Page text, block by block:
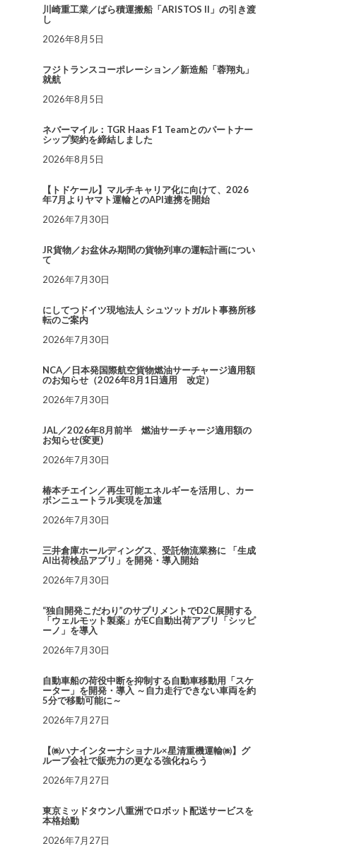
川崎重工業／ばら積運搬船「ARISTOS II」の引き渡
し
2026年8月5日
フジトランスコーポレーション／新造船「蓉翔丸」
就航
2026年8月5日
ネバーマイル：TGR Haas F1 Teamとのパートナー
シップ契約を締結しました
2026年8月5日
【トドケール】マルチキャリア化に向けて、2026
年7月よりヤマト運輸とのAPI連携を開始
2026年7月30日
JR貨物／お盆休み期間の貨物列車の運転計画につい
て
2026年7月30日
にしてつドイツ現地法人 シュツットガルト事務所移
転のご案内
2026年7月30日
NCA／日本発国際航空貨物燃油サーチャージ適用額
のお知らせ（2026年8月1日適用 改定）
2026年7月30日
JAL／2026年8月前半 燃油サーチャージ適用額の
お知らせ(変更)
2026年7月30日
椿本チエイン／再生可能エネルギーを活用し、カー
ボンニュートラル実現を加速
2026年7月30日
三井倉庫ホールディングス、受託物流業務に 「生成
AI出荷検品アプリ」を開発・導入開始
2026年7月30日
“独自開発こだわり”のサプリメントでD2C展開する
「ウェルモット製薬」がEC自動出荷アプリ「シッピ
ーノ」を導入
2026年7月30日
自動車船の荷役中断を抑制する自動車移動用「スケ
ーター」を開発・導入 ～自力走行できない車両を約
5分で移動可能に～
2026年7月27日
【㈱ハナインターナショナル×星清重機運輸㈱】グ
ループ会社で販売力の更なる強化ねらう
2026年7月27日
東京ミッドタウン八重洲でロボット配送サービスを
本格始動
2026年7月27日